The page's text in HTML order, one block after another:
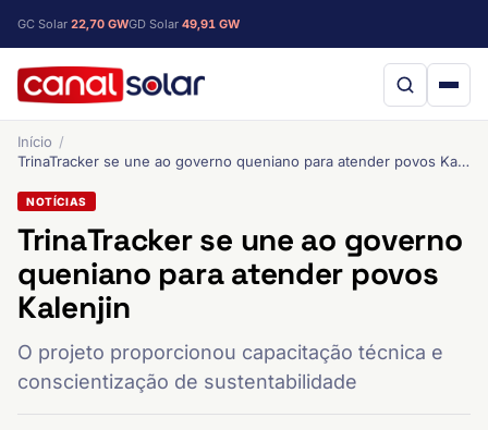
GC Solar 22,70 GWGD Solar 49,91 GW
Início
TrinaTracker se une ao governo queniano para atender povos Kalenjin
NOTÍCIAS
TrinaTracker se une ao governo
queniano para atender povos
Kalenjin
O projeto proporcionou capacitação técnica e
conscientização de sustentabilidade